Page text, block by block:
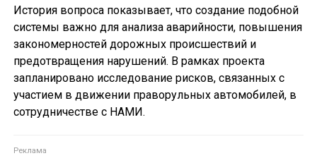
История вопроса показывает, что создание подобной
системы важно для анализа аварийности, повышения
закономерностей дорожных происшествий и
предотвращения нарушений. В рамках проекта
запланировано исследование рисков, связанных с
участием в движении праворульных автомобилей, в
сотрудничестве с НАМИ.